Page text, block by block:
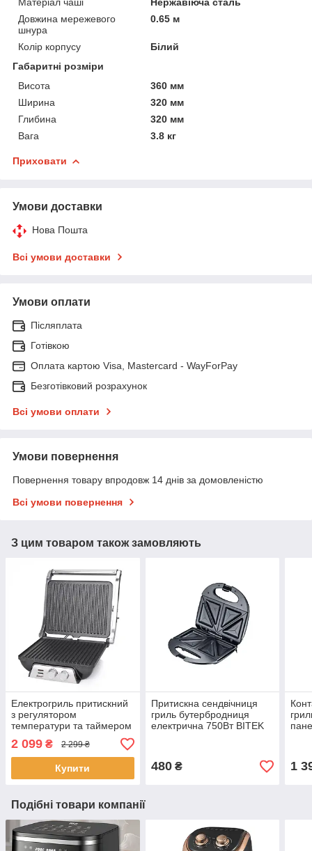
Довжина мережевого
шнура
0.65 м
Колір корпусу
Білий
Габаритні розміри
Висота
360 мм
Ширина
320 мм
Глибина
320 мм
Вага
3.8 кг
Приховати
Умови доставки
Нова Пошта
Всі умови доставки
Умови оплати
Післяплата
Готівкою
Оплата картою Visa, Mastercard - WayForPay
Безготівковий розрахунок
Всі умови оплати
Умови повернення
Повернення товару впродовж 14 днів за домовленістю
Всі умови повернення
З цим товаром також замовляють
Електрогриль притискний
з регулятором
температури та таймером
для дому настільний RAF
R.2684
2 099 ₴ 2 299 ₴
Купити
Притискна сендвічниця
гриль бутербродниця
електрична 750Вт BITEK
480₴ 1
Подібні товари компанії